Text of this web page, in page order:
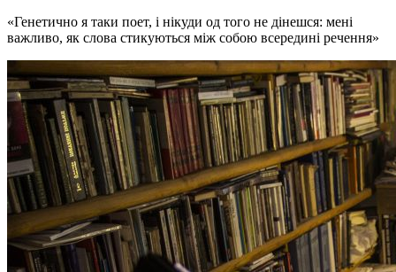
Генетично я таки поет, і нікуди од того не дінешся: мені
важливо, як слова стикуються між собою всередині речення